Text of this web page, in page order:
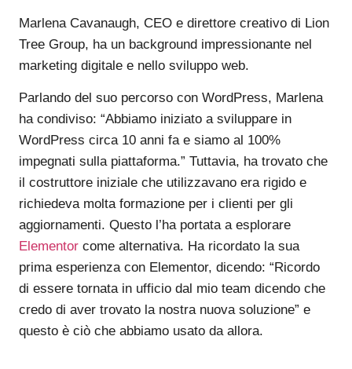
Marlena Cavanaugh, CEO e direttore creativo di Lion
Tree Group, ha un background impressionante nel
marketing digitale e nello sviluppo web.
Parlando del suo percorso con WordPress, Marlena
ha condiviso: “Abbiamo iniziato a sviluppare in
WordPress circa 10 anni fa e siamo al 100%
impegnati sulla piattaforma.” Tuttavia, ha trovato che
il costruttore iniziale che utilizzavano era rigido e
richiedeva molta formazione per i clienti per gli
aggiornamenti. Questo l’ha portata a esplorare
Elementor come alternativa. Ha ricordato la sua
prima esperienza con Elementor, dicendo: “Ricordo
di essere tornata in ufficio dal mio team dicendo che
credo di aver trovato la nostra nuova soluzione” e
questo è ciò che abbiamo usato da allora.